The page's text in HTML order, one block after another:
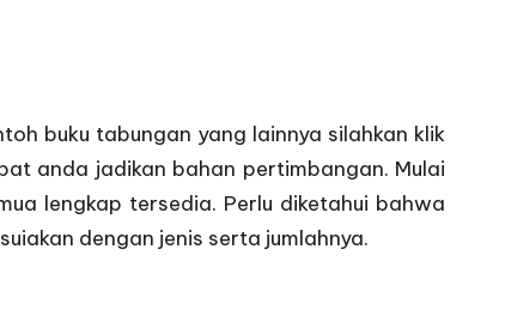
buku tabungan yang lainnya silahkan klik
anda jadikan bahan pertimbangan. Mulai
lengkap tersedia. Perlu diketahui bahwa
dengan jenis serta jumlahnya.